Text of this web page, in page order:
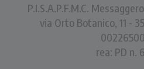
P.I.S.A.P.F.M.C.
via Orto Botanico, 11 -
rea: PD n.